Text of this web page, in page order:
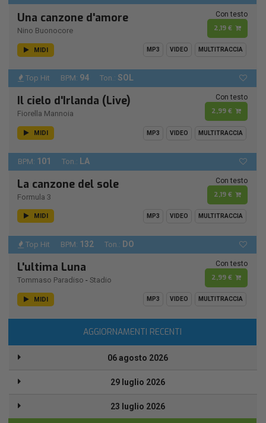
Una canzone d'amore
Nino Buonocore
Con testo
2,19 €
MIDI MP3 VIDEO MULTITRACCIA
Top Hit BPM: 94 Ton.: SOL
Il cielo d'Irlanda (Live)
Fiorella Mannoia
Con testo
2,99 €
MIDI MP3 VIDEO MULTITRACCIA
BPM: 101 Ton.: LA
La canzone del sole
Formula 3
Con testo
2,19 €
MIDI MP3 VIDEO MULTITRACCIA
Top Hit BPM: 132 Ton.: DO
L'ultima Luna
Tommaso Paradiso - Stadio
Con testo
2,99 €
MIDI MP3 VIDEO MULTITRACCIA
AGGIORNAMENTI RECENTI
06 agosto 2026
29 luglio 2026
23 luglio 2026